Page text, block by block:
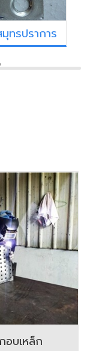
มุทรปราการ
อบเหล็ก